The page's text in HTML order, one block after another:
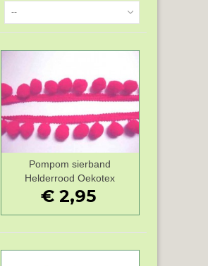
--
Wenslijst
Pompom sierband
Helderrood Oekotex
€ 2,95